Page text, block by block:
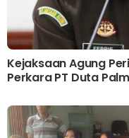
Kejaksaan Agung
Perkara PT Duta